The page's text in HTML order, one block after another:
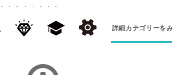
詳細カテゴリーを